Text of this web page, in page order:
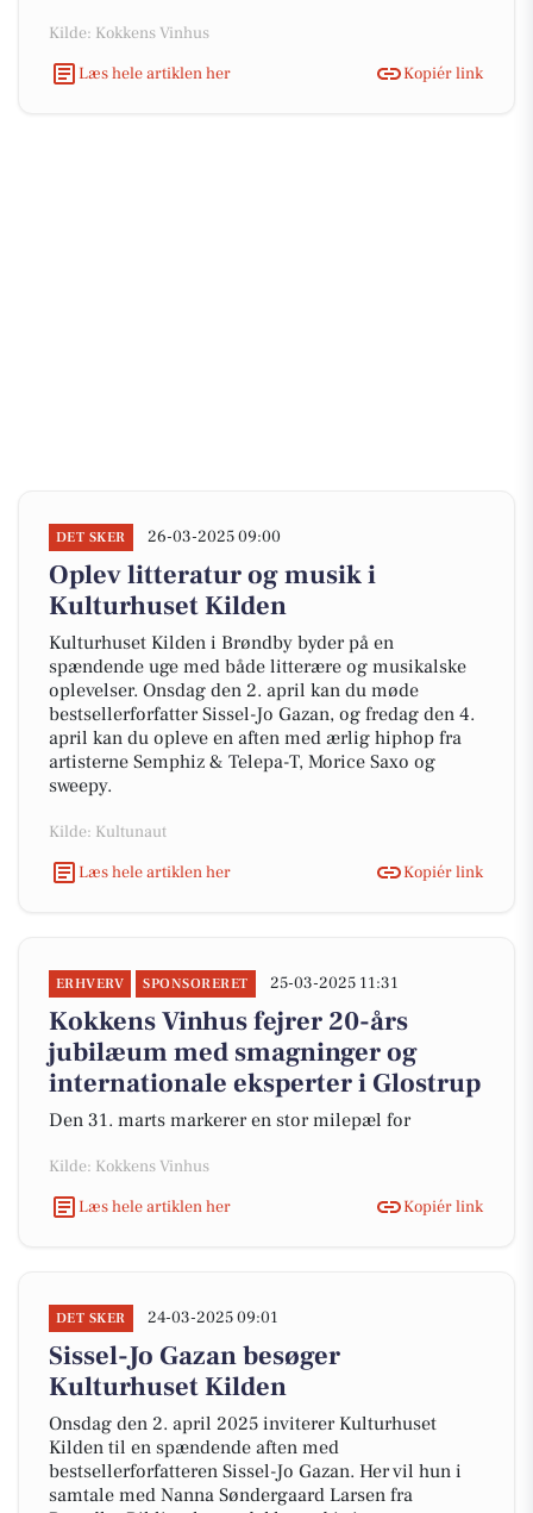
Kilde: Kokkens Vinhus
Læs hele artiklen her
Kopiér link
DET SKER 26-03-2025 09:00
Oplev litteratur og musik i
Kulturhuset Kilden
Kulturhuset Kilden i Brøndby byder på en
spændende uge med både litterære og musikalske
oplevelser. Onsdag den 2. april kan du møde
bestsellerforfatter Sissel-Jo Gazan, og fredag den 4.
april kan du opleve en aften med ærlig hiphop fra
artisterne Semphiz & Telepa-T, Morice Saxo og
sweepy.
Kilde: Kultunaut
Læs hele artiklen her
Kopiér link
ERHVERV SPONSORERET 25-03-2025 11:31
Kokkens Vinhus fejrer 20-års
jubilæum med smagninger og
internationale eksperter i Glostrup
Den 31. marts markerer en stor milepæl for
Kilde: Kokkens Vinhus
Læs hele artiklen her
Kopiér link
DET SKER 24-03-2025 09:01
Sissel-Jo Gazan besøger
Kulturhuset Kilden
Onsdag den 2. april 2025 inviterer Kulturhuset
Kilden til en spændende aften med
bestsellerforfatteren Sissel-Jo Gazan. Her vil hun i
samtale med Nanna Søndergaard Larsen fra